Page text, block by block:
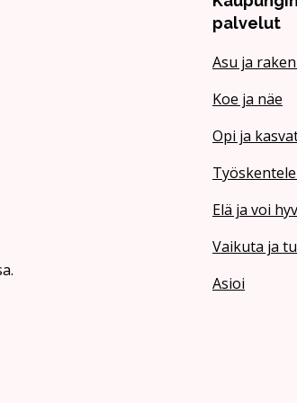
palvelut
Asu ja
Koe ja näe
Opi ja
Elä ja voi
Vaikuta ja
Asioi